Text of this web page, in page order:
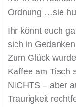
Ordnung …sie
Ihr könnt euch
sich in
Zum Glück
Kaffee am Tisch
NICHTS – aber
Traurigkeit